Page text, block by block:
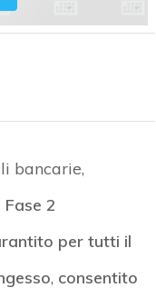
bancarie,
Fase 2
per tutti il
, consentito